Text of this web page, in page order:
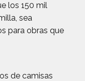
los 150 mil
sea
para obras que
de camisas